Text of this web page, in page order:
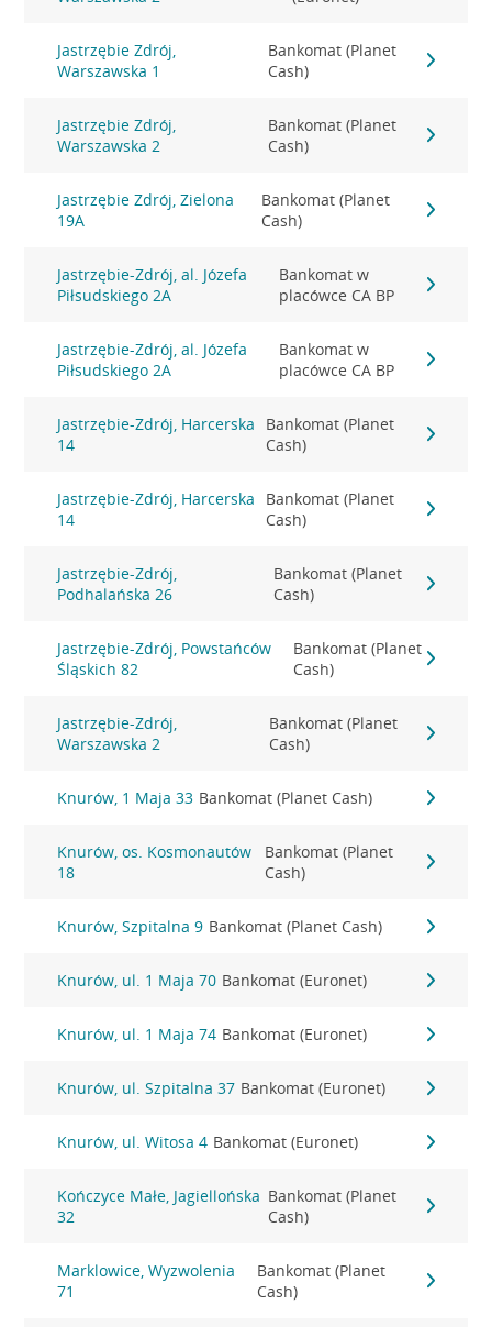
Jastrzębie Zdrój,
Warszawska 1
Bankomat (Planet
Cash)
Jastrzębie Zdrój,
Warszawska 2
Bankomat (Planet
Cash)
Jastrzębie Zdrój, Zielona
19A
Bankomat (Planet
Cash)
Jastrzębie-Zdrój, al. Józefa
Piłsudskiego 2A
Bankomat w
placówce CA BP
Jastrzębie-Zdrój, al. Józefa
Piłsudskiego 2A
Bankomat w
placówce CA BP
Jastrzębie-Zdrój, Harcerska
14
Bankomat (Planet
Cash)
Jastrzębie-Zdrój, Harcerska
14
Bankomat (Planet
Cash)
Jastrzębie-Zdrój,
Podhalańska 26
Bankomat (Planet
Cash)
Jastrzębie-Zdrój, Powstańców
Śląskich 82
Bankomat (Planet
Cash)
Jastrzębie-Zdrój,
Warszawska 2
Bankomat (Planet
Cash)
Knurów, 1 Maja 33 Bankomat (Planet Cash)
Knurów, os. Kosmonautów
18
Bankomat (Planet
Cash)
Knurów, Szpitalna 9 Bankomat (Planet Cash)
Knurów, ul. 1 Maja 70 Bankomat (Euronet)
Knurów, ul. 1 Maja 74 Bankomat (Euronet)
Knurów, ul. Szpitalna 37 Bankomat (Euronet)
Knurów, ul. Witosa 4 Bankomat (Euronet)
Kończyce Małe, Jagiellońska
32
Bankomat (Planet
Cash)
Marklowice, Wyzwolenia
71
Bankomat (Planet
Cash)